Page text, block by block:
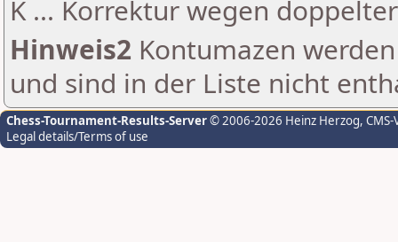
K ... Korrektur wegen
Hinweis2 Kontumazen
und sind in der Liste nicht
Chess-Tournament-Results-Server© 2006-2026 Heinz Herzog,
Legal details/Terms of use